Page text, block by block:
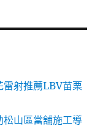
雷射推薦LBV苗栗
山區當舖施工導